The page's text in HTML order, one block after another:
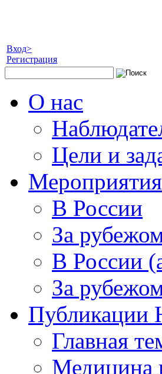
Вход>
Регистрация
О нас
Цели и
Мероприятия
В России
За
В России
За
Публикации
Главная
Медицина